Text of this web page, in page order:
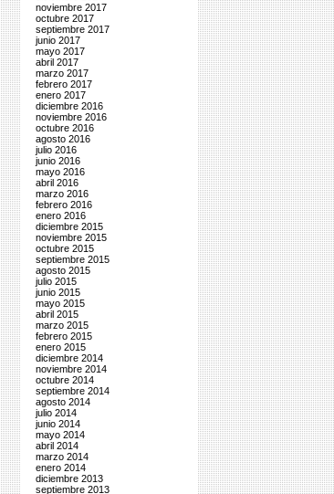
noviembre 2017
octubre 2017
septiembre 2017
junio 2017
mayo 2017
abril 2017
marzo 2017
febrero 2017
enero 2017
diciembre 2016
noviembre 2016
octubre 2016
agosto 2016
julio 2016
junio 2016
mayo 2016
abril 2016
marzo 2016
febrero 2016
enero 2016
diciembre 2015
noviembre 2015
octubre 2015
septiembre 2015
agosto 2015
julio 2015
junio 2015
mayo 2015
abril 2015
marzo 2015
febrero 2015
enero 2015
diciembre 2014
noviembre 2014
octubre 2014
septiembre 2014
agosto 2014
julio 2014
junio 2014
mayo 2014
abril 2014
marzo 2014
enero 2014
diciembre 2013
septiembre 2013